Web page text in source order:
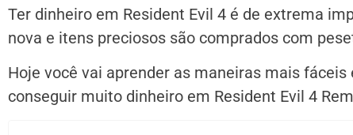
Ter dinheiro em Resident Evil 4 é de extrema
nova e itens preciosos são comprados com
Hoje você vai aprender as maneiras mais
conseguir muito dinheiro em Resident Evil 4